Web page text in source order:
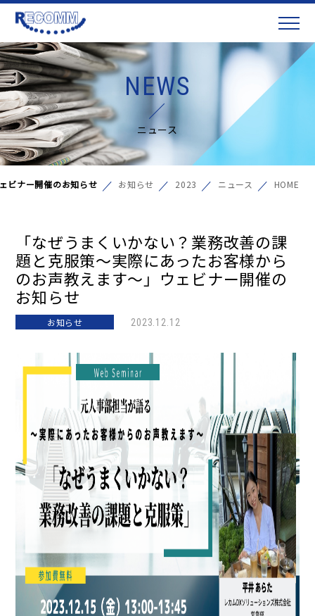
NEWS
ニュース
HOME
ニュース
2023
お知らせ
ビナー開催のお知らせ
「なぜうまくいかない？業務改善の課
題と克服策～実際にあったお客様から
のお声教えます～」ウェビナー開催の
お知らせ
お知らせ 2023.12.12